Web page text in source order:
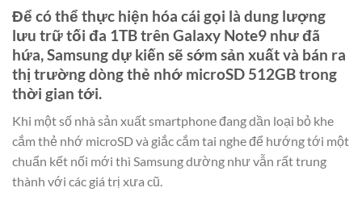
Để có thể thực hiện hóa cái gọi là dung lượng
lưu trữ tối đa 1TB trên Galaxy Note9 như đã
hứa, Samsung dự kiến sẽ sớm sản xuất và bán ra
thị trường dòng thẻ nhớ microSD 512GB trong
thời gian tới.
Khi một số nhà sản xuất smartphone đang dần loại bỏ khe
cắm thẻ nhớ microSD và giắc cắm tai nghe để hướng tới một
chuẩn kết nối mới thì Samsung dường như vẫn rất trung
thành với các giá trị xưa cũ.